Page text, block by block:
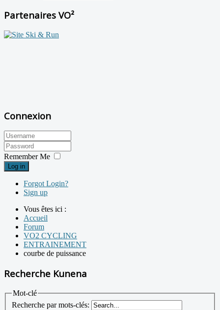
Partenaires VO²
Connexion
Remember Me
Log in
Forgot Login?
Sign up
Vous êtes ici :
Accueil
Forum
VO2 CYCLING
ENTRAINEMENT
courbe de puissance
Recherche Kunena
Mot-clé
Recherche par mots-clés: